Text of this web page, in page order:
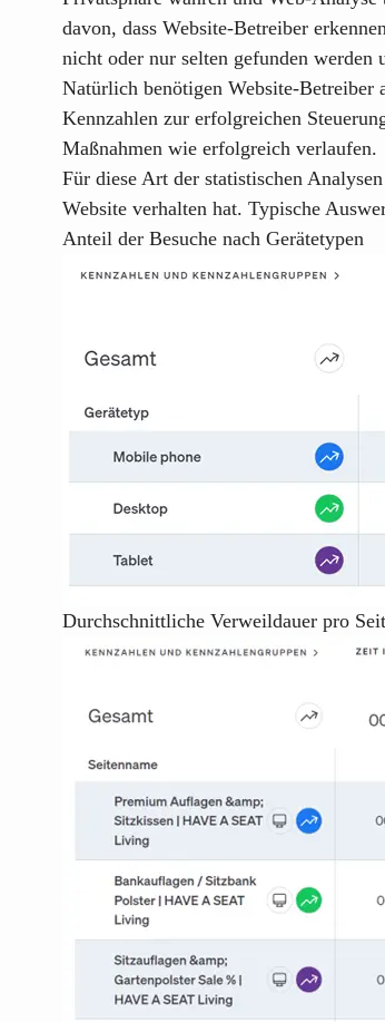
davon, dass Website-Betreiber
nicht oder nur selten gefunden werden
Natürlich benötigen Website-Betreiber
Kennzahlen zur erfolgreichen
Maßnahmen wie erfolgreich verlaufen.
Für diese Art der statistischen
Website verhalten hat. Typische
Anteil der Besuche nach Gerätetypen
Durchschnittliche Verweildauer pro